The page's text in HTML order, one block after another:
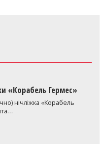
«Корабель Гермес»
нічліжка «Корабель